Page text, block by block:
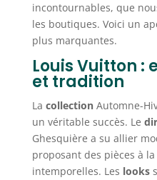
incontournables, que
les boutiques. Voici un
plus marquantes.
Louis Vuitton :
et tradition
La collectionAutomne-
un véritable succès. Le
Ghesquière a su allier
proposant des pièces à
intemporelles. Les looks